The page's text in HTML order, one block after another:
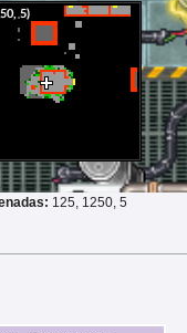
125, 1250, 5